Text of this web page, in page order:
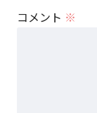
コメント ※